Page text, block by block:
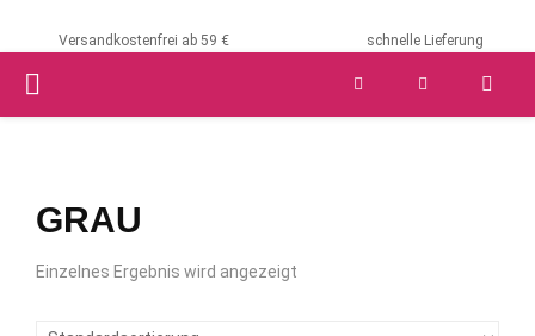
Versandkostenfrei ab 59 € schnelle Lieferung
PRIMARY
GRAU
Einzelnes Ergebnis wird angezeigt